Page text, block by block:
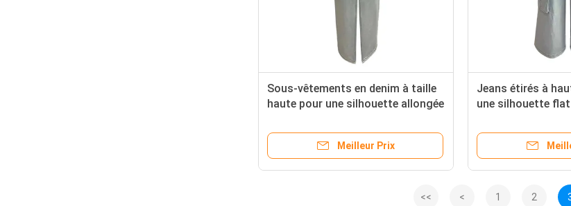
Sous-vêtements en denim à taille
haute pour une silhouette allongée
Meilleur Prix
Jeans étirés à
une silhouette
<< < 1 2